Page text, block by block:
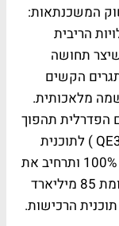
הריבית
תחושה
הקשים
מלאכותית.
הפדרלית תהפוך
את תוכנית ההקלה הכמותית השלישית (QE3 ) לתוכנית
לרכישת אג"ח מגובות משכנתאות במימון 100% ותרחיב את
התוכנית ל-100 מיליארד דולר בחודש לעומת 85 מיליארד
הרכישות.